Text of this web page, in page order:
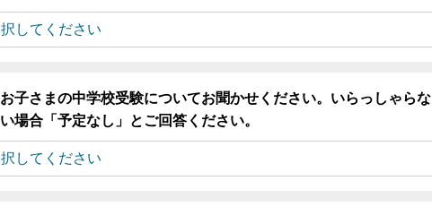
お子さまの中学校受験についてお聞かせください。いらっしゃらな
い場合「予定なし」とご回答ください。